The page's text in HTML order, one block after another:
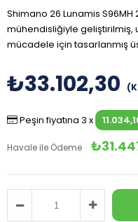
Shimano 26 Lunamis S96MH
mühendisliğiyle geliştirilmiş,
mücadele için tasarlanmış
₺33.102,30
Peşin fiyatına 3 x
Havale ile Ödeme